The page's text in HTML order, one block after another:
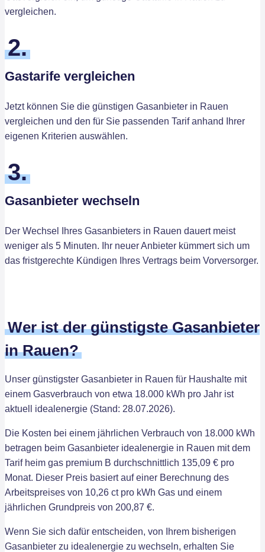
vergleichen.
2.
Gastarife vergleichen
Jetzt können Sie die günstigen Gasanbieter in Rauen
vergleichen und den für Sie passenden Tarif anhand Ihrer
eigenen Kriterien auswählen.
3.
Gasanbieter wechseln
Der Wechsel Ihres Gasanbieters in Rauen dauert meist
weniger als 5 Minuten. Ihr neuer Anbieter kümmert sich um
das fristgerechte Kündigen Ihres Vertrags beim Vorversorger.
Wer ist der günstigste Gasanbieter
in Rauen?
Unser günstigster Gasanbieter in Rauen für Haushalte mit
einem Gasverbrauch von etwa 18.000 kWh pro Jahr ist
aktuell idealenergie (Stand: 28.07.2026).
Die Kosten bei einem jährlichen Verbrauch von 18.000 kWh
betragen beim Gasanbieter idealenergie in Rauen mit dem
Tarif heim gas premium B durchschnittlich 135,09 € pro
Monat. Dieser Preis basiert auf einer Berechnung des
Arbeitspreises von 10,26 ct pro kWh Gas und einem
jährlichen Grundpreis von 200,87 €.
Wenn Sie sich dafür entscheiden, von Ihrem bisherigen
Gasanbieter zu idealenergie zu wechseln, erhalten Sie